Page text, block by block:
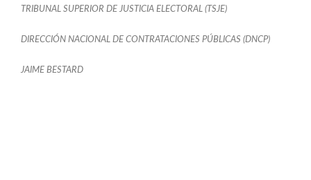
TRIBUNAL SUPERIOR DE JUSTICIA ELECTORAL (TSJE)
DIRECCIÓN NACIONAL DE CONTRATACIONES PÚBLICAS (DNCP)
JAIME BESTARD